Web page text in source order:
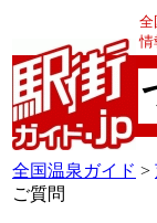
全
情
全国温泉ガイド >
ご質問